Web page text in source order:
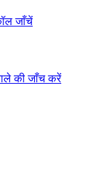
जाँचें
की जाँच करें